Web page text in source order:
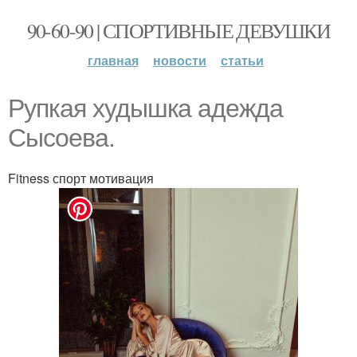
90-60-90 | СПОРТИВНЫЕ ДЕВУШКИ
главная новости статьи
Рупкая худышкa адежда
Сысoeвa.
Fitness спорт мотивация